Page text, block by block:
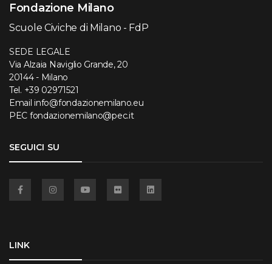
Fondazione Milano
Scuole Civiche di Milano - FdP
SEDE LEGALE
Via Alzaia Naviglio Grande, 20
20144 - Milano
Tel. +39 02971521
Email info@fondazionemilano.eu
PEC fondazionemilano@pec.it
SEGUICI SU
LINK